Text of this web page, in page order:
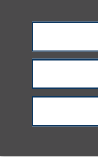
华盛顿特区
联系我们